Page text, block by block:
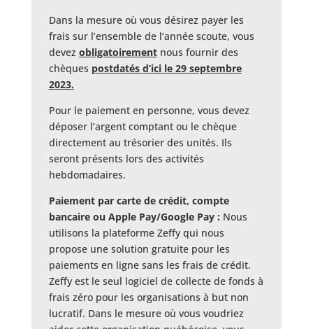
Dans la mesure où vous désirez payer les
frais sur l’ensemble de l’année scoute, vous
devez obligatoirementnous fournir des
chèques postdatés d’ici le 29 septembre
2023.
Pour le paiement en personne, vous devez
déposer l’argent comptant ou le chèque
directement au trésorier des unités. Ils
seront présents lors des activités
hebdomadaires.
Paiement par carte de crédit, compte
bancaire ou Apple Pay/Google Pay : Nous
utilisons la plateforme Zeffy qui nous
propose une solution gratuite pour les
paiements en ligne sans les frais de crédit.
Zeffy est le seul logiciel de collecte de fonds à
frais zéro pour les organisations à but non
lucratif. Dans le mesure où vous voudriez